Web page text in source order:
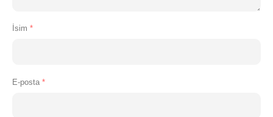
İsim *
E-posta *